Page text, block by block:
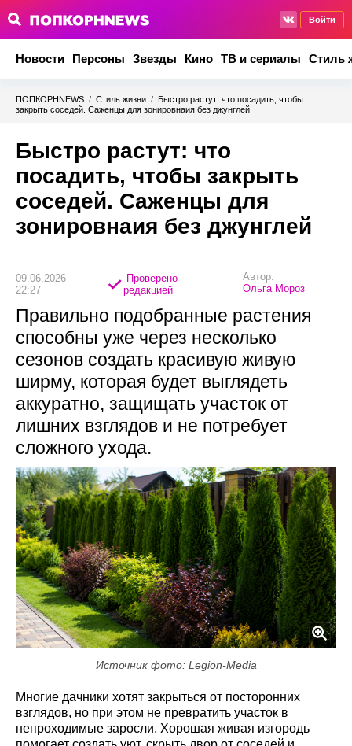
Войти
Новости Персоны Звезды Кино ТВ и сериалы Стиль
ПОПКОРНNEWS / Стиль жизни / Быстро растут: что посадить, чтобы
закрыть соседей. Саженцы для зонировнаия без джунглей
Быстро растут: что
посадить, чтобы закрыть
соседей. Саженцы для
зонировнаия без джунглей
09.06.2026
22:27
Проверено
редакцией
Автор:
Ольга Мороз
Правильно подобранные растения
способны уже через несколько
сезонов создать красивую живую
ширму, которая будет выглядеть
аккуратно, защищать участок от
лишних взглядов и не потребует
сложного ухода.
Источник фото: Legion-Media
Многие дачники хотят закрыться от посторонних
взглядов, но при этом не превратить участок в
непроходимые заросли. Хорошая живая изгородь